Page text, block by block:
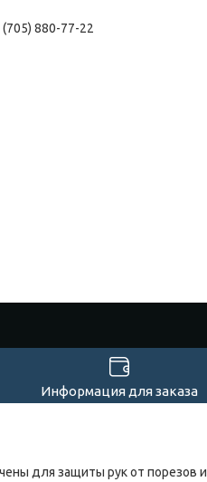
(705) 880-77-22
Информация для заказа
для защиты рук от порезов и